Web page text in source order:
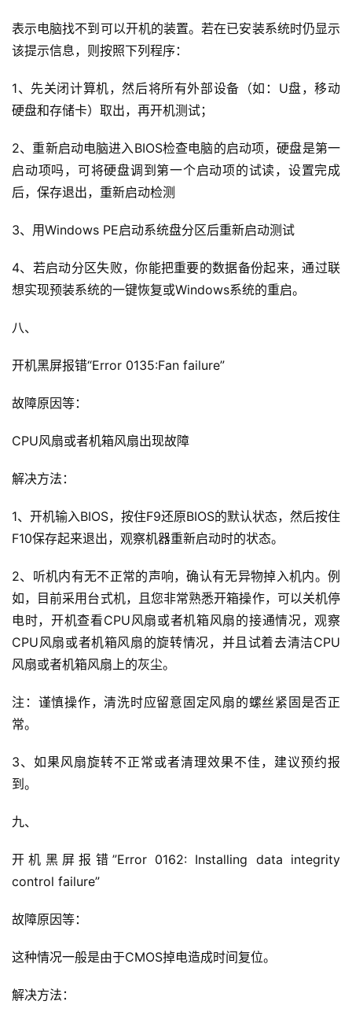
表示电脑找不到可以开机的装置。若在已安装系统时仍显示
该提示信息，则按照下列程序：
1、先关闭计算机，然后将所有外部设备（如：U盘，移动
硬盘和存储卡）取出，再开机测试；
2、重新启动电脑进入BIOS检查电脑的启动项，硬盘是第一
启动项吗，可将硬盘调到第一个启动项的试读，设置完成
后，保存退出，重新启动检测
3、用Windows PE启动系统盘分区后重新启动测试
4、若启动分区失败，你能把重要的数据备份起来，通过联
想实现预装系统的一键恢复或Windows系统的重启。
八、
开机黑屏报错“Error 0135:Fan failure”
故障原因等：
CPU风扇或者机箱风扇出现故障
解决方法：
1、开机输入BIOS，按住F9还原BIOS的默认状态，然后按住
F10保存起来退出，观察机器重新启动时的状态。
2、听机内有无不正常的声响，确认有无异物掉入机内。 例
如，目前采用台式机，且您非常熟悉开箱操作，可以关机停
电时，开机查看CPU风扇或者机箱风扇的接通情况，观察
CPU风扇或者机箱风扇的旋转情况，并且试着去清洁CPU
风扇或者机箱风扇上的灰尘。
注：谨慎操作，清洗时应留意固定风扇的螺丝紧固是否正
常。
3、如果风扇旋转不正常或者清理效果不佳，建议预约报
到。
九、
开机黑屏报错”Error 0162: Installing data integrity
control failure”
故障原因等：
这种情况一般是由于CMOS掉电造成时间复位。
解决方法：